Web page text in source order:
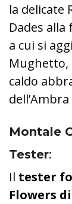
la delicate
Dades
a cui si
Mughetto,
caldo
Montale
Tester:
Il tester
Flowers